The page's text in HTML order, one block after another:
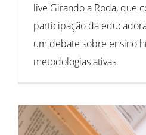
live Girando a Roda, que
participação da
um debate sobre ensino
metodologias ativas.